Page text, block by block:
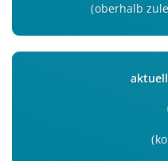
oberhalb